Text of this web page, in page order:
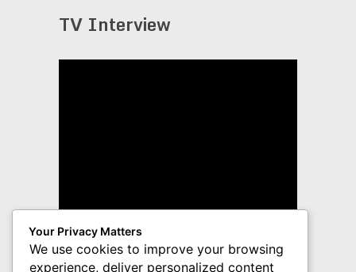
TV Interview
Your Privacy Matters
We use cookies to improve your browsing
experience, deliver personalized content